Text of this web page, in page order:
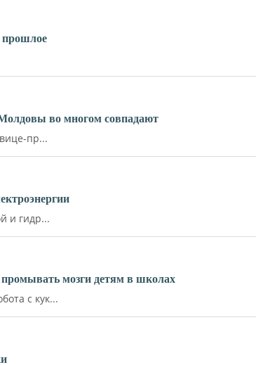
прошлое
во многом совпадают
пр...
и гидр...
промывать мозги детям в школах
с кук...